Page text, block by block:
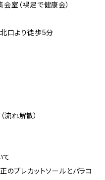
室（裸足で健康会）
口より徒歩5分
流れ解散）
て
のプレカットソールとパラコ